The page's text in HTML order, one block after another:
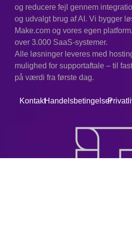
og reducere fejl gennem
og udvalgt brug af AI. Vi bygger
Make.com og vores egen
over 3.000 SaaS-systemer.
Alle løsninger leveres med
mulighed for supportaftale – til
på værdi fra første dag.
KontaktHandelsbetingelser